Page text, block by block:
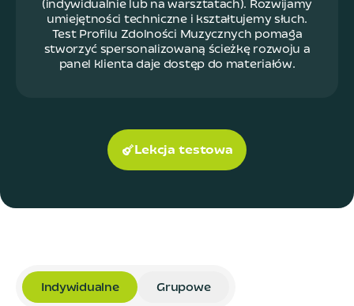
(indywidualnie lub na warsztatach). Rozwijamy
umiejętności techniczne i kształtujemy słuch.
Test Profilu Zdolności Muzycznych pomaga
stworzyć spersonalizowaną ścieżkę rozwoju a
panel klienta daje dostęp do materiałów.
Lekcja testowa
Indywidualne Grupowe